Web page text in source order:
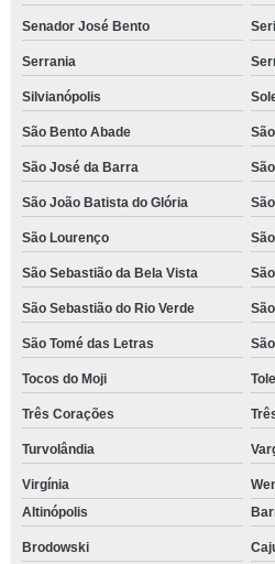
Senador José Bento
Serrania
Silvianópolis
São Bento Abade
São José da Barra
São João Batista do Glória
São Lourenço
São Sebastião da Bela Vista
São Sebastião do Rio Verde
São Tomé das Letras
Tocos do Moji
Três Corações
Turvolândia
Virgínia
Altinópolis
Brodowski